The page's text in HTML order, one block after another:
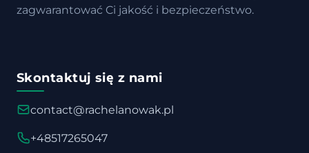
zagwarantować Ci jakość i bezpieczeństwo.
Skontaktuj się z nami
contact@rachelanowak.pl
+48517265047